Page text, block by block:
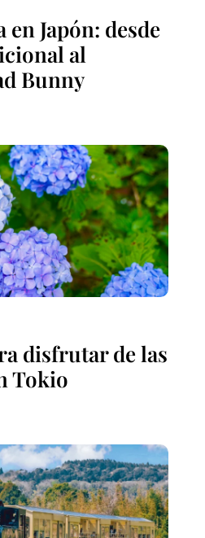
Japón: desde
al
Bunny
disfrutar de las
Tokio